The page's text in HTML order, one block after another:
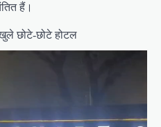
हैं।
छोटे-छोटे होटल